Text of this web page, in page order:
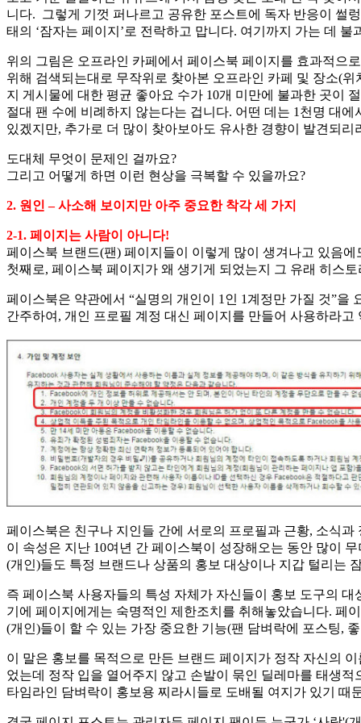
니다. 그렇게 기껏 퍼나르고 공유한 포스트에 독자 반응이 썰
태의 ‘잠자는 페이지’로 전락하고 맙니다. 여기까지 가는 데 불
위의 그림은 오프라인 카페에서 페이스북 페이지를 효과적으
위해 검색되는대로 무작위로 찾아본 오프라인 카페 및 장소(
지 게시물에 대한 평균 좋아요 수가 10개 미만에 불과한 곳이
절대 팬 수에 비례하지 않는다는 겁니다. 어떤 데는 1천명 대
있겠지만, 추가로 더 많이 찾아보아도 유사한 경향이 발견되리
도대체 무엇이 문제인 걸까요?
그리고 어떻게 하면 이런 현상을 극복할 수 있을까요?
2. 원인 – 사소해 보이지만 아주 중요한 착각 세 가지
2-1. 페이지는 사람이 아니다!
페이스북 브랜드(팬) 페이지들이 이렇게 많이 생겨나고 있음
첫째로, 페이스북 페이지가 왜 생기게 되었는지 그 유래 히스
페이스북은 약관에서 “실명의 개인이 1인 1계정만 가질 것”
간주하여, 개인 프로필 계정 대신 페이지를 만들어 사용하라고
페이스북은 친구나 지인들 간에 서로의 프로필과 근황, 소식
이 속성은 지난 10여년 간 페이스북이 성장해오는 동안 많이
(개인)들도 특정 브랜드나 상품의 홍보 대상이나 지갑 털리는
즉 페이스북 사용자들의 특성 자체가 자신들이 홍보 도구의
기에 페이지에게는 숙명적인 제한조치를 취해놓았습니다. 페
(개인)들이 할 수 있는 가장 중요한 기능(팬 담벼락에 포스팅,
이 말은 홍보를 목적으로 만든 브랜드 페이지가 정작 자신의
었는데 정작 입을 열어주지 않고 손발이 묶인 딜레마를 태생
타임라인 담벼락이 홍보용 찌라시들로 도배될 여지가 있기